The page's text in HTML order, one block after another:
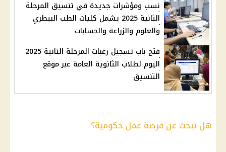
نسب ومؤشرات جديدة في تنسيق المرحلة
الثانية 2025 يشمل كليات الطب البيطري
والعلوم والزراعة والحسابات
فتح باب تسجيل رغبات المرحلة الثانية 2025
اليوم لطلاب الثانوية العامة عبر موقع
التنسيق
هل تبحث عن فرصة عمل حكومية؟